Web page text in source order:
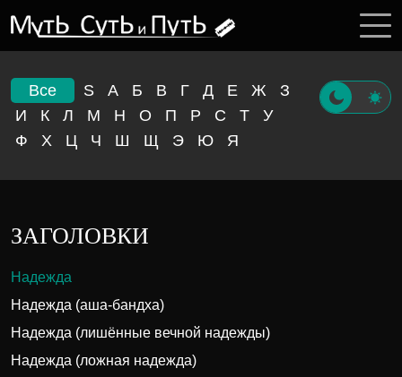
Все S А Б В Г Д Е Ж
З
И
К Л М Н О П Р С Т
У
Ф
Х Ц Ч Ш Щ Э Ю Я
ЗАГОЛОВКИ
Надежда
Надежда (аша-бандха)
Надежда (лишённые вечной надежды)
Надежда (ложная надежда)